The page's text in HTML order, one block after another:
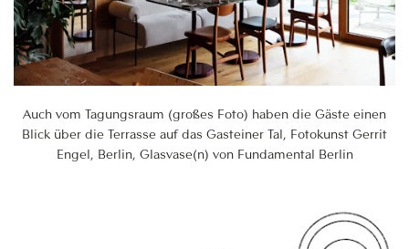
Auch vom Tagungsraum (großes Foto) haben die Gäste einen
Blick über die Terrasse auf das Gasteiner Tal, Fotokunst Gerrit
Engel, Berlin, Glasvase(n) von Fundamental Berlin